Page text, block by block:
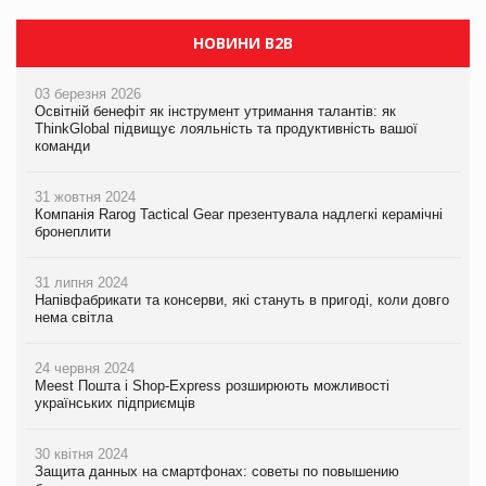
НОВИНИ B2B
03 березня 2026
Освітній бенефіт як інструмент утримання талантів: як
ThinkGlobal підвищує лояльність та продуктивність вашої
команди
31 жовтня 2024
Компанія Rarog Tactical Gear презентувала надлегкі керамічні
бронеплити
31 липня 2024
Напівфабрикати та консерви, які стануть в пригоді, коли довго
нема світла
24 червня 2024
Meest Пошта і Shop-Express розширюють можливості
українських підприємців
30 квітня 2024
Защита данных на смартфонах: советы по повышению